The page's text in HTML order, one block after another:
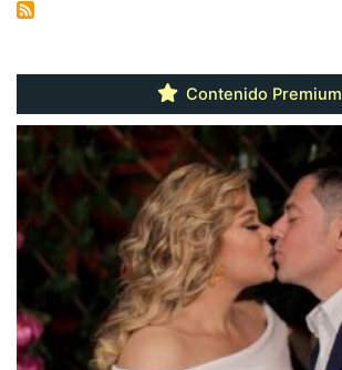
Contenido Premium